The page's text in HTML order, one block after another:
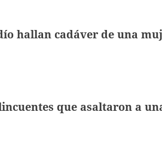
hallan cadáver de una
que asaltaron a